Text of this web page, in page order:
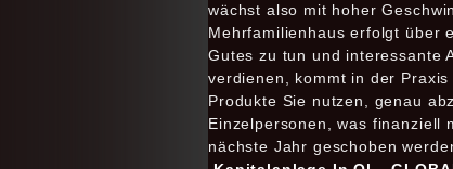
wächst also mit hoher
Mehrfamilienhaus erfolgt über
Gutes zu tun und interessante
verdienen, kommt in der
Produkte Sie nutzen, genau
Einzelpersonen, was finanziell
nächste Jahr geschoben